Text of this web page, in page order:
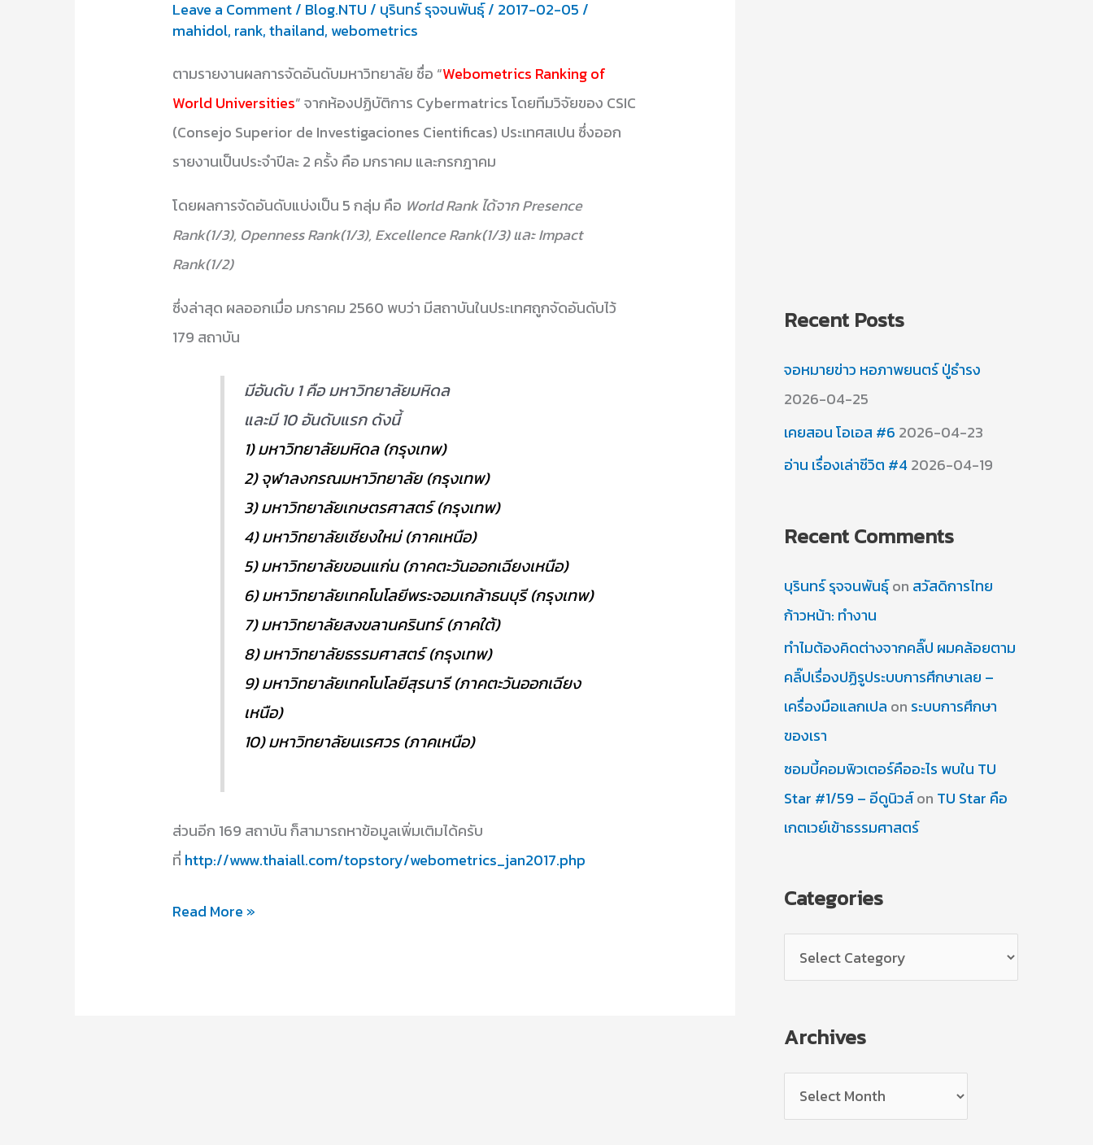
Leave a Comment/ Blog.NTU / บุรินทร์ รุจจนพันธุ์/ 2017-02-05 /
mahidol, rank,thailand, webometrics
ตามรายงานผลการจัดอันดับมหาวิทยาลัย ชื่อ “Webometrics Ranking of
World Universities” จากห้องปฏิบัติการ Cybermatrics โดยทีมวิจัยของ CSIC
(Consejo Superior de Investigaciones Cientificas) ประเทศสเปน ซึ่งออก
รายงานเป็นประจำปีละ 2 ครั้ง คือ มกราคม และกรกฎาคม
โดยผลการจัดอันดับแบ่งเป็น 5 กลุ่ม คือ World Rank ได้จาก Presence
Rank(1/3), Openness Rank(1/3), Excellence Rank(1/3) และ Impact
Rank(1/2)
ซึ่งล่าสุด ผลออกเมื่อ มกราคม 2560 พบว่า มีสถาบันในประเทศถูกจัดอันดับไว้
179 สถาบัน
มีอันดับ 1 คือ มหาวิทยาลัยมหิดล
และมี 10 อันดับแรก ดังนี้
1) มหาวิทยาลัยมหิดล (กรุงเทพ)
2) จุฬาลงกรณมหาวิทยาลัย (กรุงเทพ)
3) มหาวิทยาลัยเกษตรศาสตร์ (กรุงเทพ)
4) มหาวิทยาลัยเชียงใหม่ (ภาคเหนือ)
5) มหาวิทยาลัยขอนแก่น (ภาคตะวันออกเฉียงเหนือ)
6) มหาวิทยาลัยเทคโนโลยีพระจอมเกล้าธนบุรี (กรุงเทพ)
7) มหาวิทยาลัยสงขลานครินทร์ (ภาคใต้)
8) มหาวิทยาลัยธรรมศาสตร์ (กรุงเทพ)
9) มหาวิทยาลัยเทคโนโลยีสุรนารี (ภาคตะวันออกเฉียง
เหนือ)
10) มหาวิทยาลัยนเรศวร (ภาคเหนือ)
ส่วนอีก 169 สถาบัน ก็สามารถหาข้อมูลเพิ่มเติมได้ครับ
ที่ http://www.thaiall.com/topstory/webometrics_jan2017.php
จัด
Read More »
Recent Posts
จอหมายข่าว หอภาพยนตร์ ปู่ธำรง
2026-04-25
เคยสอน โอเอส #6 2026-04-23
อ่าน เรื่องเล่าชีวิต #42026-04-19
Recent Comments
บุรินทร์ รุจจนพันธุ์on สวัสดิการไทย
ก้าวหน้า: ทำงาน
ทำไมต้องคิดต่างจากคลิ๊ป ผมคล้อยตาม
คลิ๊ปเรื่องปฏิรูประบบการศึกษาเลย –
เครื่องมือแลกเปล on ระบบการศึกษา
ของเรา
ซอมบี้คอมพิวเตอร์คืออะไร พบใน TU
Star #1/59 – อีดูนิวส์on TU Star คือ
เกตเวย์เข้าธรรมศาสตร์
Categories
a
e
r
Archives
r